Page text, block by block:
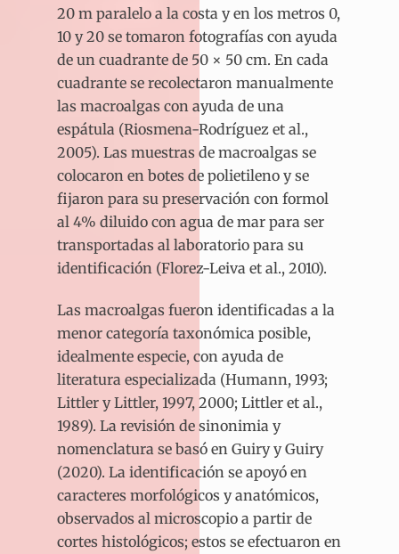
20 m paralelo a la costa y en los metros 0,
10 y 20 se tomaron fotografías con ayuda
de un cuadrante de 50 × 50 cm. En cada
cuadrante se recolectaron manualmente
las macroalgas con ayuda de una
espátula (Riosmena-Rodríguez et al.,
2005). Las muestras de macroalgas se
colocaron en botes de polietileno y se
fijaron para su preservación con formol
al 4% diluido con agua de mar para ser
transportadas al laboratorio para su
identificación (Florez-Leiva et al., 2010).
Las macroalgas fueron identificadas a la
menor categoría taxonómica posible,
idealmente especie, con ayuda de
literatura especializada (Humann, 1993;
Littler y Littler, 1997, 2000; Littler et al.,
1989). La revisión de sinonimia y
nomenclatura se basó en Guiry y Guiry
(2020). La identificación se apoyó en
caracteres morfológicos y anatómicos,
observados al microscopio a partir de
cortes histológicos; estos se efectuaron en